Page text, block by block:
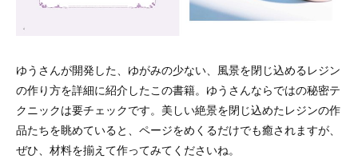
ゆうさんが開発した、ゆがみの少ない、風景を閉じ込めるレジン
の作り方を詳細に紹介したこの書籍。ゆうさんならではの秘密テ
クニックは要チェックです。美しい絶景を閉じ込めたレジンの作
品たちを眺めていると、ページをめくるだけでも癒されますが、
ぜひ、材料を揃えて作ってみてくださいね。